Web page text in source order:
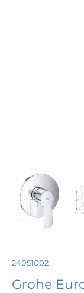
24051002
Grohe